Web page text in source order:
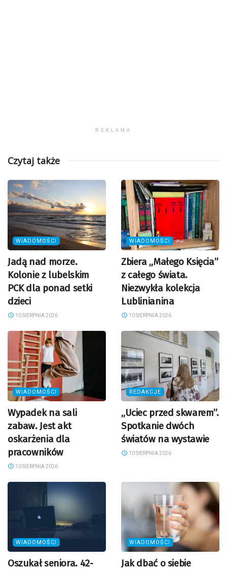
REKLAMA
Czytaj także
WIADOMOŚCI
Jadą nad morze.
Kolonie z lubelskim
PCK dla ponad setki
dzieci
10 SIERPNIA 2026
WIADOMOŚCI
Zbiera „Małego Księcia”
z całego świata.
Niezwykła kolekcja
Lublinianina
10 SIERPNIA 2026
WIADOMOŚCI
Wypadek na sali
zabaw. Jest akt
oskarżenia dla
pracowników
10 SIERPNIA 2026
REDAKCJE
„Uciec przed skwarem”.
Spotkanie dwóch
światów na wystawie
10 SIERPNIA 2026
WIADOMOŚCI
Oszukał seniora. 42-
WIADOMOŚCI
Jak dbać o siebie